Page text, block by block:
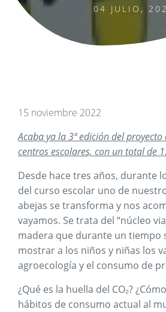
04 JULIO,
15 noviembre 2022
Acaba ya la 3ª edición del
centros escolares, con un total de
Desde hace tres años, durante
del curso escolar uno de
abejas se transforma y nos
vayamos. Se trata del “núcleo
madera que durante un tiempo
mostrar a los niños y niñas los
agroecología y el consumo de
¿Qué es la huella del CO₂?
hábitos de consumo actual al